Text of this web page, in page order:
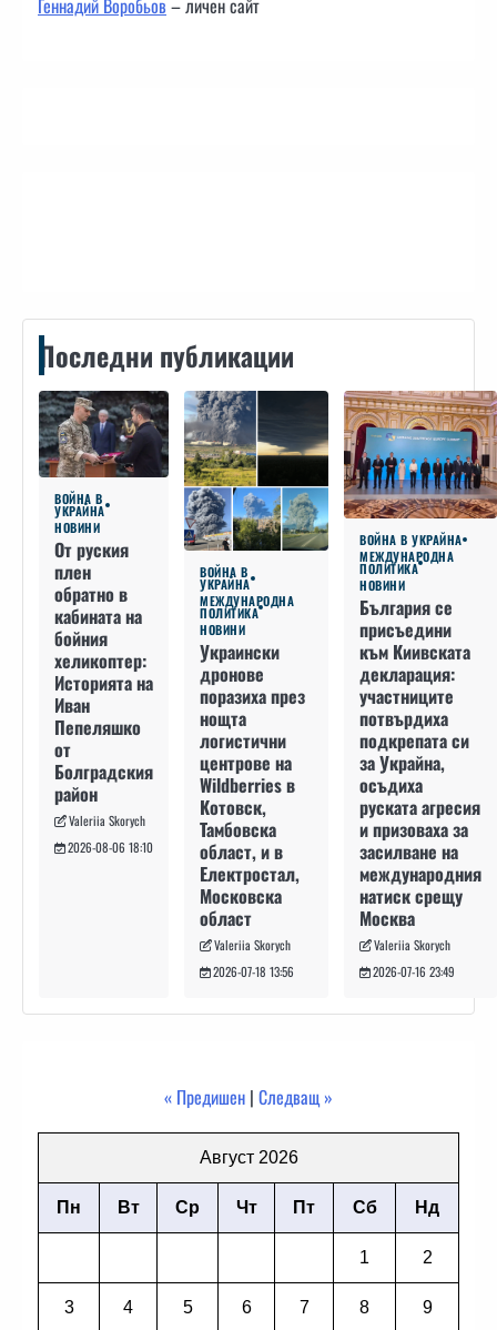
Геннадий Воробьов– личен сайт
Последни публикации
ВОЙНА В
УКРАЙНА
НОВИНИ
От руския
плен
обратно в
кабината на
бойния
хеликоптер:
Историята на
Иван
Пепеляшко
от
Болградския
район
Valeriia Skorych
2026-08-06 18:10
ВОЙНА В
УКРАЙНА
МЕЖДУНАРОДНА
ПОЛИТИКА
НОВИНИ
Украински
дронове
поразиха през
нощта
логистични
центрове на
Wildberries в
Котовск,
Тамбовска
област, и в
Електростал,
Московска
област
Valeriia Skorych
2026-07-18 13:56
ВОЙНА В УКРАЙНА
МЕЖДУНАРОДНА
ПОЛИТИКА
НОВИНИ
България се
присъедини
към Киивската
декларация:
участниците
потвърдиха
подкрепата си
за Украйна,
осъдиха
руската агресия
и призоваха за
засилване на
международния
натиск срещу
Москва
Valeriia Skorych
2026-07-16 23:49
« Предишен | Следващ »
Август 2026
Пн Вт Ср Чт Пт Сб Нд
1 2
3 4 5 6 7 8 9